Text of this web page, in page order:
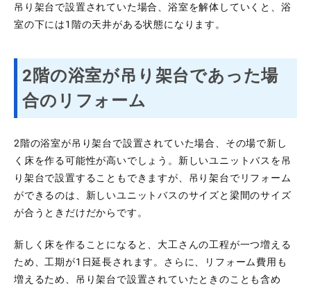
吊り架台で設置されていた場合、浴室を解体していくと、浴
室の下には1階の天井がある状態になります。
2階の浴室が吊り架台であった場
合のリフォーム
2階の浴室が吊り架台で設置されていた場合、その場で新し
く床を作る可能性が高いでしょう。新しいユニットバスを吊
り架台で設置することもできますが、吊り架台でリフォーム
ができるのは、新しいユニットバスのサイズと梁間のサイズ
が合うときだけだからです。
新しく床を作ることになると、大工さんの工程が一つ増える
ため、工期が1日延長されます。さらに、リフォーム費用も
増えるため、吊り架台で設置されていたときのことも含め